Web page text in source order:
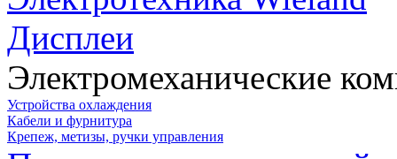
Дисплеи
Электромеханические
Устройства охлаждения
Кабели и фурнитура
Крепеж, метизы, ручки управления